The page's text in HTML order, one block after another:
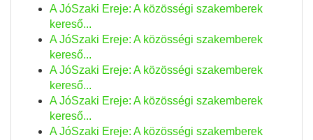
A JóSzaki Ereje: A közösségi szakemberek
kereső...
A JóSzaki Ereje: A közösségi szakemberek
kereső...
A JóSzaki Ereje: A közösségi szakemberek
kereső...
A JóSzaki Ereje: A közösségi szakemberek
kereső...
A JóSzaki Ereje: A közösségi szakemberek